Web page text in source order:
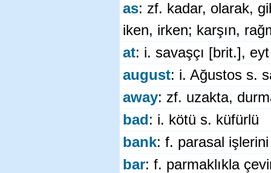
as: zf. kadar, olarak,
iken, irken; karşın,
at: i. savaşçı [brit.],
august: i. Ağustos s.
away: zf. uzakta,
bad: i. kötü s. küfürlü
bank: f. parasal
bar: f. parmaklıkla